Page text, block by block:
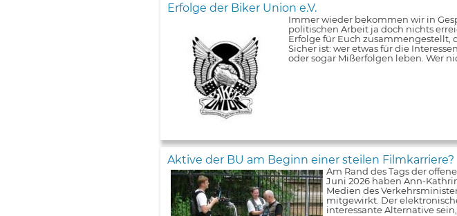
Erfolge der Biker Union e.V.
Immer wieder bekommen wir in
politischen Arbeit ja doch nichts
Erfolge für Euch zusammengestellt,
Sicher ist: wer etwas für die
oder sogar Mißerfolgen leben. Wer
Aktive der BU am Beginn einer steilen Filmkarriere?
Am Rand des Tags der
Juni 2026 haben Ann-
Medien des
mitgewirkt. Der
interessante Alternative